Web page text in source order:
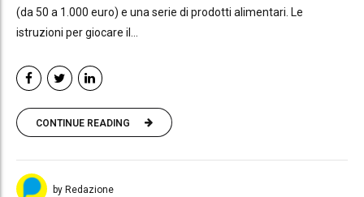
(da 50 a 1.000 euro) e una serie di prodotti alimentari. Le
istruzioni per giocare il...
CONTINUE READING
by Redazione